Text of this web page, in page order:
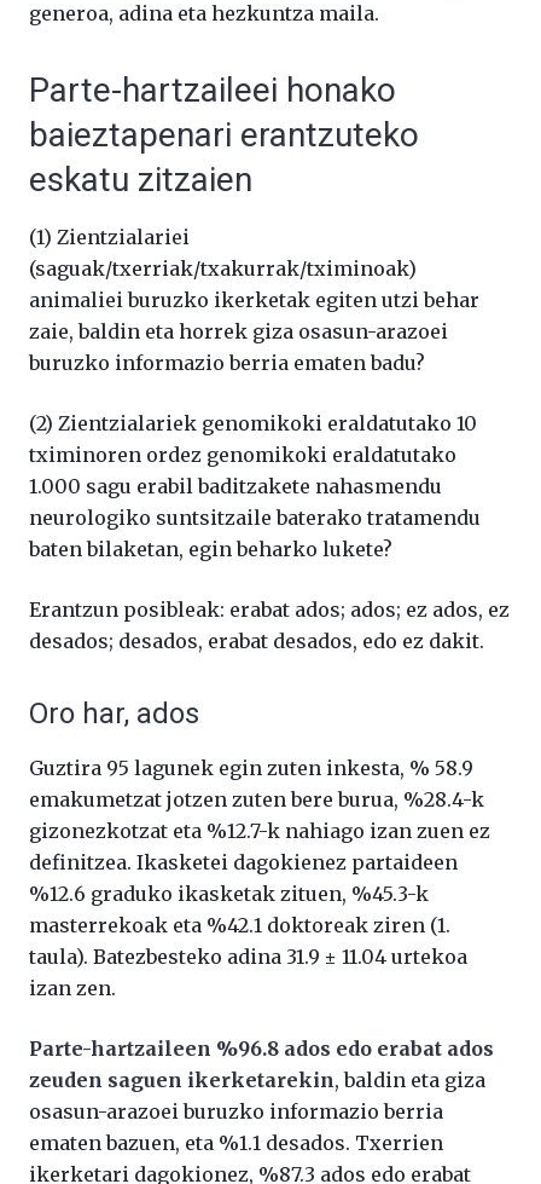
generoa, adina eta hezkuntza maila.
Parte-hartzaileei honako
baieztapenari erantzuteko
eskatu zitzaien
(1) Zientzialariei
(saguak/txerriak/txakurrak/tximinoak)
animaliei buruzko ikerketak egiten utzi behar
zaie, baldin eta horrek giza osasun-arazoei
buruzko informazio berria ematen badu?
(2) Zientzialariek genomikoki eraldatutako 10
tximinoren ordez genomikoki eraldatutako
1.000 sagu erabil baditzakete nahasmendu
neurologiko suntsitzaile baterako tratamendu
baten bilaketan, egin beharko lukete?
Erantzun posibleak: erabat ados; ados; ez ados, ez
desados; desados, erabat desados, edo ez dakit.
Oro har, ados
Guztira 95 lagunek egin zuten inkesta, % 58.9
emakumetzat jotzen zuten bere burua, %28.4-k
gizonezkotzat eta %12.7-k nahiago izan zuen ez
definitzea. Ikasketei dagokienez partaideen
%12.6 graduko ikasketak zituen, %45.3-k
masterrekoak eta %42.1 doktoreak ziren (1.
taula). Batezbesteko adina 31.9 ± 11.04 urtekoa
izan zen.
Parte-hartzaileen %96.8 ados edo erabat ados
zeuden saguen ikerketarekin, baldin eta giza
osasun-arazoei buruzko informazio berria
ematen bazuen, eta %1.1 desados. Txerrien
ikerketari dagokionez, %87.3 ados edo erabat